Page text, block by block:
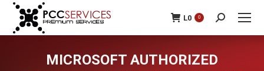
L0 0 Search:
MICROSOFT AUTHORIZED